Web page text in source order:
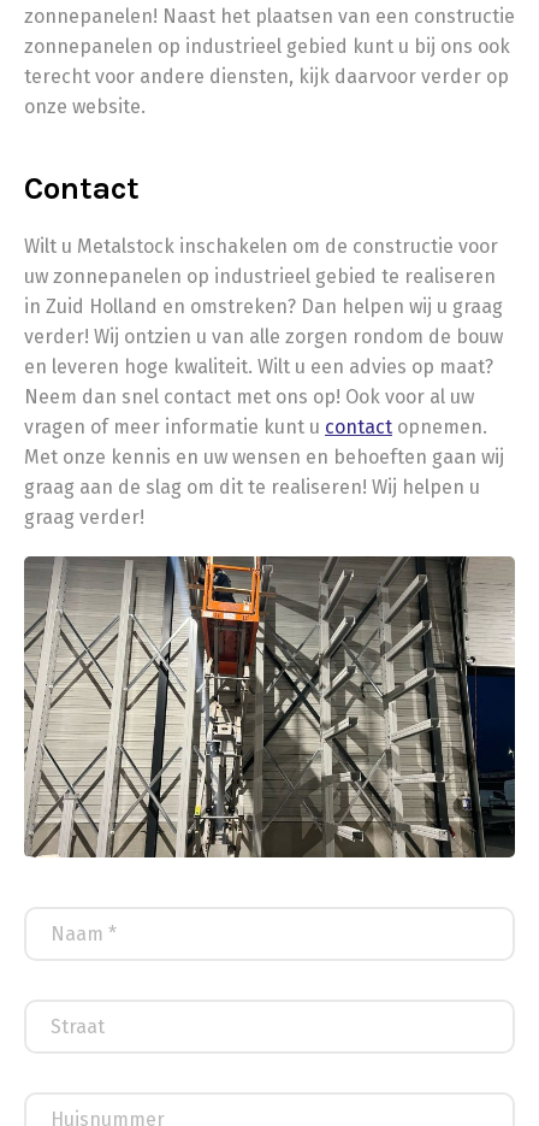
zonnepanelen! Naast het plaatsen van een constructie
zonnepanelen op industrieel gebied kunt u bij ons ook
terecht voor andere diensten, kijk daarvoor verder op
onze website.
Contact
Wilt u Metalstock inschakelen om de constructie voor
uw zonnepanelen op industrieel gebied te realiseren
in Zuid Holland en omstreken? Dan helpen wij u graag
verder! Wij ontzien u van alle zorgen rondom de bouw
en leveren hoge kwaliteit. Wilt u een advies op maat?
Neem dan snel contact met ons op! Ook voor al uw
vragen of meer informatie kunt u contact opnemen.
Met onze kennis en uw wensen en behoeften gaan wij
graag aan de slag om dit te realiseren! Wij helpen u
graag verder!